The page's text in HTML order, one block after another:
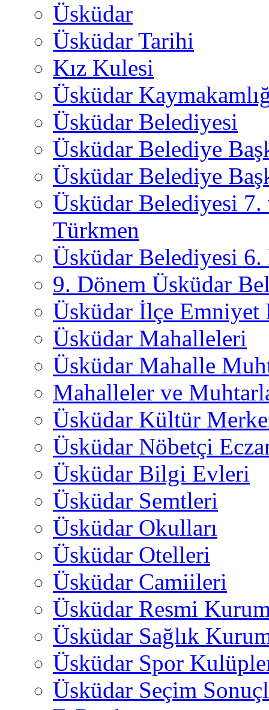
Üsküdar
Üsküdar Tarihi
Kız Kulesi
Üsküdar
Üsküdar Belediyesi
Üsküdar Belediye
Üsküdar Belediye
Üsküdar Belediyesi
Türkmen
Üsküdar Belediyesi 6.
9. Dönem Üsküdar
Üsküdar İlçe
Üsküdar Mahalleleri
Üsküdar Mahalle
Mahalleler ve
Üsküdar Kültür
Üsküdar Nöbetçi
Üsküdar Bilgi Evleri
Üsküdar Semtleri
Üsküdar Okulları
Üsküdar Otelleri
Üsküdar Camiileri
Üsküdar Resmi
Üsküdar Sağlık
Üsküdar Spor
Üsküdar Seçim